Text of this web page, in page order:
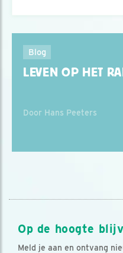
Blog
LEVEN OP HET
Door Hans Peeters
Op de hoogte
Meld je aan en ontvang